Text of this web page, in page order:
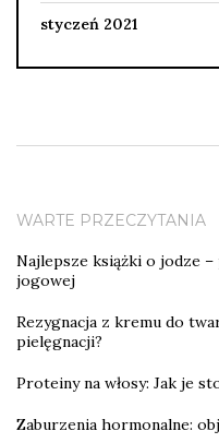
styczeń 2021
WARTE PRZECZYTANIA
Najlepsze książki o jodze
jogowej
Rezygnacja z kremu do
pielęgnacji?
Proteiny na włosy: Jak je
Zaburzenia hormonalne: